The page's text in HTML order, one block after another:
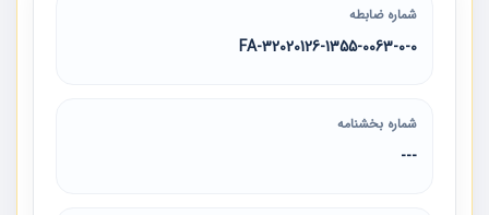
شماره ضابطه
32020126-1355-0063-0-0-FA
شماره بخشنامه
---